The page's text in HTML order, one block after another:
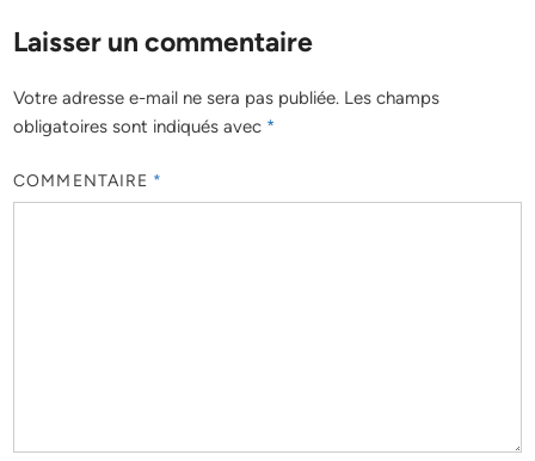
Laisser un commentaire
Votre adresse e-mail ne sera pas publiée. Les champs
obligatoires sont indiqués avec *
COMMENTAIRE *